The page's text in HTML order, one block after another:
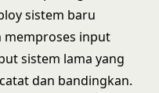
sistem baru
memproses input
sistem lama yang
dan bandingkan.